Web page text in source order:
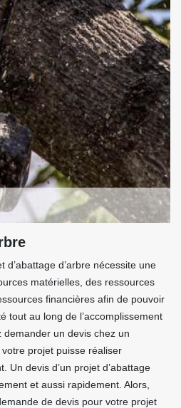
d’abattage d’arbre nécessite une
matérielles, des ressources
financières afin de pouvoir
tout au long de l’accomplissement
un devis chez un
projet puisse réaliser
Un devis d’un projet d’abattage
et aussi rapidement. Alors,
de devis pour votre projet